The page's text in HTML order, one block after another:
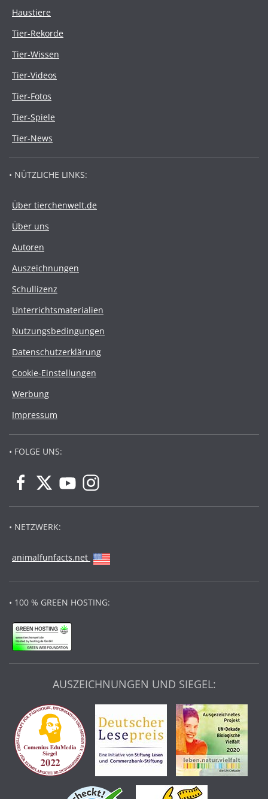
Haustiere
Tier-Rekorde
Tier-Wissen
Tier-Videos
Tier-Fotos
Tier-Spiele
Tier-News
• NÜTZLICHE LINKS:
Über tierchenwelt.de
Über uns
Autoren
Auszeichnungen
Schullizenz
Unterrichtsmaterialien
Nutzungsbedingungen
Datenschutzerklärung
Cookie-Einstellungen
Werbung
Impressum
• FOLGE UNS:
• NETZWERK:
animalfunfacts.net
• 100 % GREEN HOSTING:
AUSZEICHNUNGEN UND SIEGEL: